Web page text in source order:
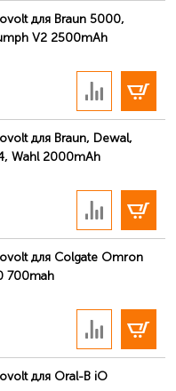
для Braun 5000,
V2 2500mAh
для Braun, Dewal,
Wahl 2000mAh
для Colgate Omron
700mah
для Oral-B iO